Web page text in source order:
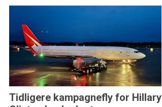
Tidligere kampagnefly for Hillary